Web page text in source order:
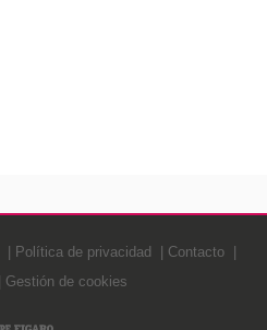
Política de privacidad
Contacto
Gestión de cookies